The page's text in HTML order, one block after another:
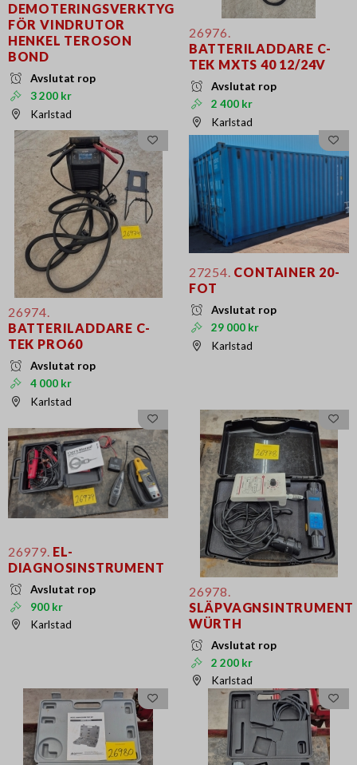
DEMOTERINGSVERKTYG
FÖR VINDRUTOR
HENKEL TEROSON
BOND
Avslutat rop
3 200 kr
Karlstad
26976.
BATTERILADDARE C-
TEK MXTS 40 12/24V
Avslutat rop
2 400 kr
Karlstad
26974.
BATTERILADDARE C-
TEK PRO60
Avslutat rop
4 000 kr
Karlstad
27254. CONTAINER 20-
FOT
Avslutat rop
29 000 kr
Karlstad
26979. EL-
DIAGNOSINSTRUMENT
Avslutat rop
900 kr
Karlstad
26978.
SLÄPVAGNSINTRUMENT
WÜRTH
Avslutat rop
2 200 kr
Karlstad